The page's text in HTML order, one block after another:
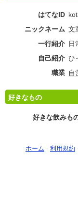
はてなID
ニックネーム 文
一行紹介 日
自己紹介 ひ
職業 自
好きなもの
好きな飲みも
ホーム - 利用規約